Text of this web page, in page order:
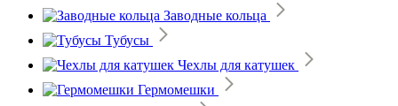
Заводные кольца
Тубусы
Чехлы для катушек
Гермомешки